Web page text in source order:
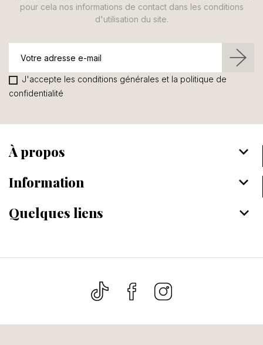
pour cela nos informations de contact dans les conditions
d'utilisation du site.
J'accepte les conditions générales et la politique de
confidentialité
À propos keyboard_arrow_down
Information keyboard_arrow_down
Quelques liens keyboard_arrow_down